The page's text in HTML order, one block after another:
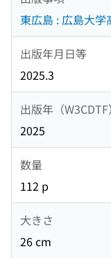
東広島 : 広島大
出版年月日等
2025.3
出版年（W3CDTF）
2025
数量
112 p
大きさ
26 cm